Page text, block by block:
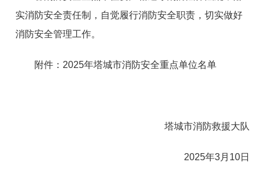
实消防安全责任制，自觉履行消防安全职责，切实做好
消防安全管理工作。
附件： 2025年塔城市消防安全重点单位名单
塔城市消防救援大队
2025年3月10日